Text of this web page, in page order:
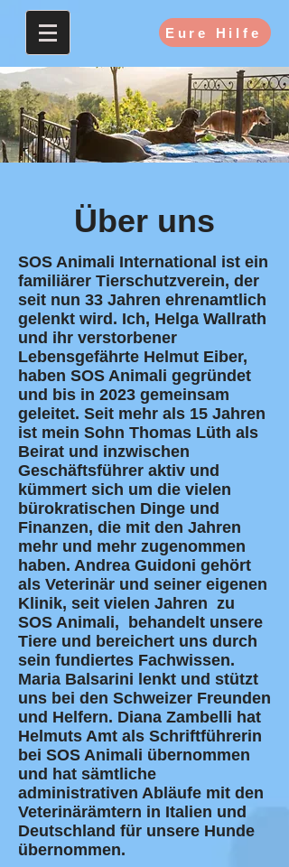
Eure Hilfe
Über uns
SOS Animali International ist ein
familiärer Tierschutzverein, der
seit nun 33 Jahren ehrenamtlich
gelenkt wird. Ich, Helga Wallrath
und ihr verstorbener
Lebensgefährte Helmut Eiber,
haben SOS Animali gegründet
und bis in 2023 gemeinsam
geleitet. Seit mehr als 15 Jahren
ist mein Sohn Thomas Lüth als
Beirat und inzwischen
Geschäftsführer aktiv und
kümmert sich um die vielen
bürokratischen Dinge und
Finanzen, die mit den Jahren
mehr und mehr zugenommen
haben. Andrea Guidoni gehört
als Veterinär und seiner eigenen
Klinik, seit vielen Jahren zu
SOS Animali, behandelt unsere
Tiere und bereichert uns durch
sein fundiertes Fachwissen.
Maria Balsarini lenkt und stützt
uns bei den Schweizer Freunden
und Helfern. Diana Zambelli hat
Helmuts Amt als Schriftführerin
bei SOS Animali übernommen
und hat sämtliche
administrativen Abläufe mit den
Veterinärämtern in Italien und
Deutschland für unsere Hunde
übernommen.